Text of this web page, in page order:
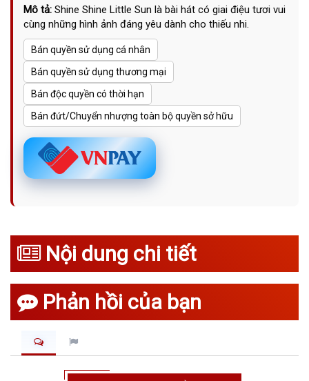
Mô tả: Shine Shine Little Sun là bài hát có giai điệu tươi vui
cùng những hình ảnh đáng yêu dành cho thiếu nhi.
Bán quyền sử dụng cá nhân
Bán quyền sử dụng thương mại
Bán độc quyền có thời hạn
Bán đứt/Chuyển nhượng toàn bộ quyền sở hữu
Nội dung chi tiết
Phản hồi của bạn